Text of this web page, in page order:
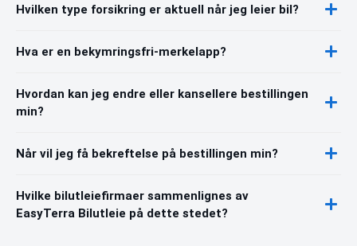
Hvilken type forsikring er aktuell når jeg leier bil?
Hva er en bekymringsfri-merkelapp?
Hvordan kan jeg endre eller kansellere bestillingen
min?
Når vil jeg få bekreftelse på bestillingen min?
Hvilke bilutleiefirmaer sammenlignes av
EasyTerra Bilutleie på dette stedet?